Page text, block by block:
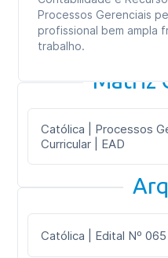
Processos Gerenciais
profissional bem ampla
trabalho.
Matriz
Católica | Processos
Curricular | EAD
Católica | Edital Nº